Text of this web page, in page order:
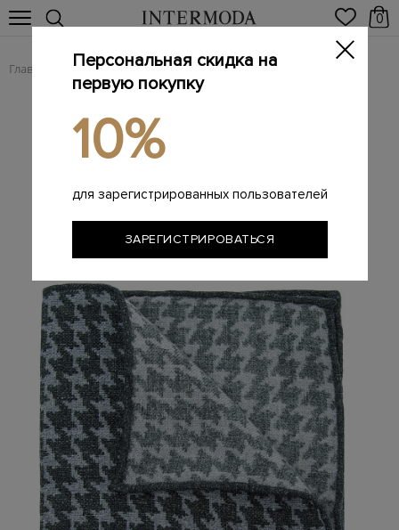
0
Главная Мужчинам / Аксессуары / Платки
Персональная скидка на
первую покупку
10%
для зарегистрированных пользователей
ЗАРЕГИСТРИРОВАТЬСЯ